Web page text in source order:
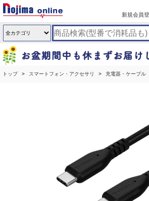
新規会員
トップ スマートフォン・アクセサリ 充電器・ケーブル